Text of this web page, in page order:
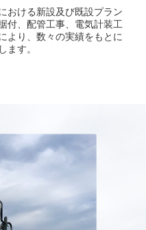
おける新設及び既設プラン
付、配管工事、電気計装工
より、数々の実績をもとに
ます。